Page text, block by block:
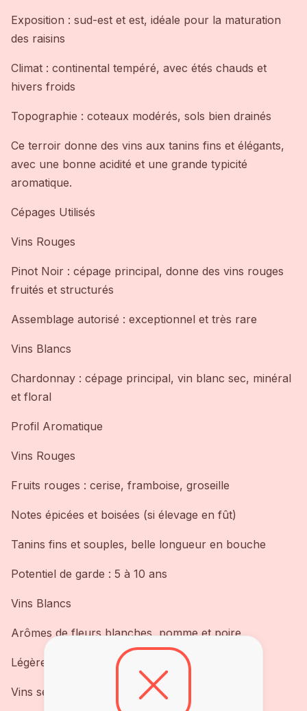
Exposition : sud-est et est, idéale pour la maturation
des raisins
Climat : continental tempéré, avec étés chauds et
hivers froids
Topographie : coteaux modérés, sols bien drainés
Ce terroir donne des vins aux tanins fins et élégants,
avec une bonne acidité et une grande typicité
aromatique.
Cépages Utilisés
Vins Rouges
Pinot Noir : cépage principal, donne des vins rouges
fruités et structurés
Assemblage autorisé : exceptionnel et très rare
Vins Blancs
Chardonnay : cépage principal, vin blanc sec, minéral
et floral
Profil Aromatique
Vins Rouges
Fruits rouges : cerise, framboise, groseille
Notes épicées et boisées (si élevage en fût)
Tanins fins et souples, belle longueur en bouche
Potentiel de garde : 5 à 10 ans
Vins Blancs
Arômes de fleurs blanches, pomme et poire
Légère minéralité, acidité équilibrée
Vins secs, élégants et digestes